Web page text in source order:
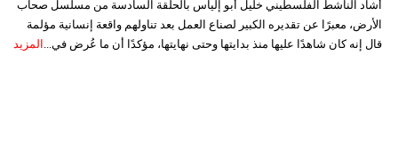
أشاد الناشط الفلسطيني خليل أبو إلياس بالحلقة السادسة من مسلسل صحاب
الأرض، معبرًا عن تقديره الكبير لصناع العمل بعد تناولهم واقعة إنسانية مؤلمة
قال إنه كان شاهدًا عليها منذ بدايتها وحتى نهايتها، مؤكدًا أن ما عُرض في... المزيد